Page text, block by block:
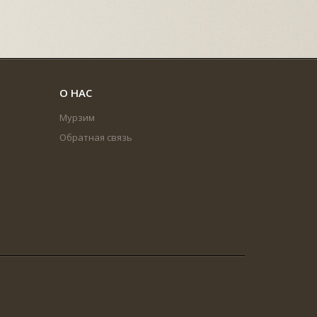
О НАС
Мурзим
Обратная связь